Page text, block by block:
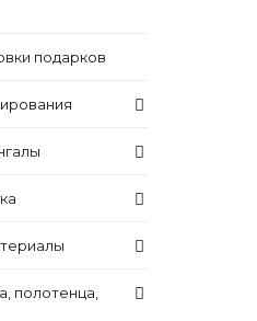
подарков
полотенца,